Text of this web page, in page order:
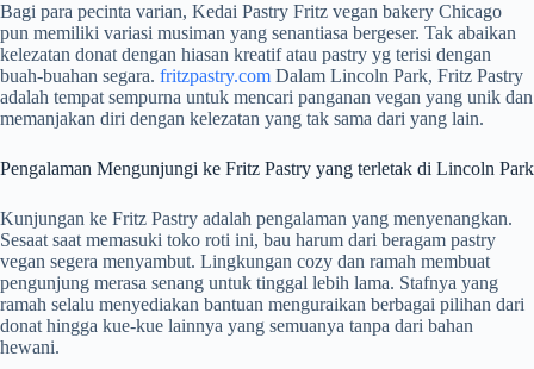
Bagi para pecinta varian, Kedai Pastry Fritz vegan bakery Chicago
pun memiliki variasi musiman yang senantiasa bergeser. Tak abaikan
kelezatan donat dengan hiasan kreatif atau pastry yg terisi dengan
buah-buahan segara. fritzpastry.com Dalam Lincoln Park, Fritz Pastry
adalah tempat sempurna untuk mencari panganan vegan yang unik dan
memanjakan diri dengan kelezatan yang tak sama dari yang lain.
Pengalaman Mengunjungi ke Fritz Pastry yang terletak di Lincoln Park
Kunjungan ke Fritz Pastry adalah pengalaman yang menyenangkan.
Sesaat saat memasuki toko roti ini, bau harum dari beragam pastry
vegan segera menyambut. Lingkungan cozy dan ramah membuat
pengunjung merasa senang untuk tinggal lebih lama. Stafnya yang
ramah selalu menyediakan bantuan menguraikan berbagai pilihan dari
donat hingga kue-kue lainnya yang semuanya tanpa dari bahan
hewani.